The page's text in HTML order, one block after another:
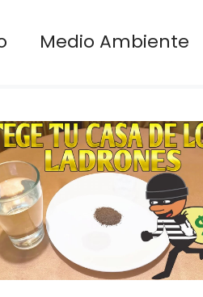
Medio Ambiente